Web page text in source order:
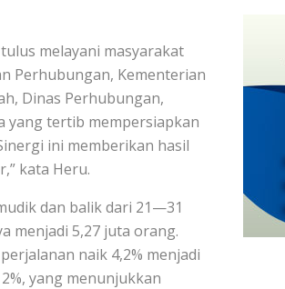
melayani masyarakat
Perhubungan, Kementerian
Dinas Perhubungan,
yang tertib mempersiapkan
ini memberikan hasil
kata Heru.
dan balik dari 21—31
menjadi 5,27 juta orang.
naik 4,2% menjadi
yang menunjukkan